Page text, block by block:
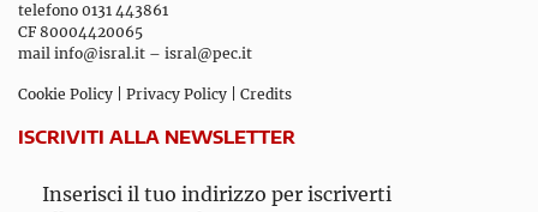
telefono 0131 443861
CF 80004420065
mail info@isral.it – isral@pec.it
Cookie Policy Privacy Policy Credits
ISCRIVITI ALLA NEWSLETTER
Inserisci il tuo indirizzo per iscriverti